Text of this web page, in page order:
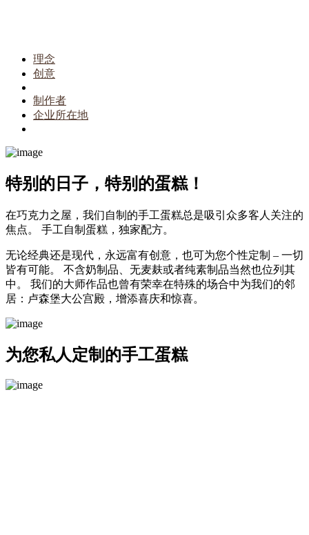
理念
创意
制作者
企业所在地
特别的日子，特别的蛋糕！
在巧克力之屋，我们自制的手工蛋糕总是吸引众多客人关注的
焦点。 手工自制蛋糕，独家配方。
无论经典还是现代，永远富有创意，也可为您个性定制 – 一切
皆有可能。 不含奶制品、无麦麸或者纯素制品当然也位列其
中。 我们的大师作品也曾有荣幸在特殊的场合中为我们的邻
居：卢森堡大公宫殿，增添喜庆和惊喜。
为您私人定制的手工蛋糕